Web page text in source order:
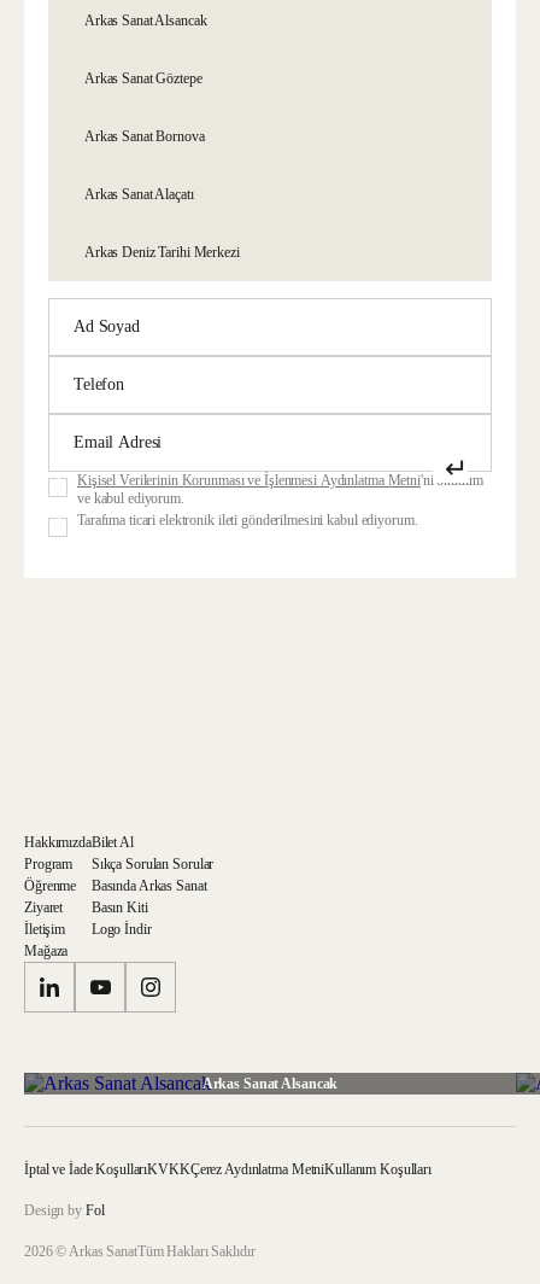
Arkas Sanat Alsancak
Arkas Sanat Göztepe
Arkas Sanat Bornova
Arkas Sanat Alaçatı
Arkas Deniz Tarihi Merkezi
Kişisel Verilerinin Korunması ve İşlenmesi Aydınlatma Metni'ni okudum
ve kabul ediyorum.
Tarafıma ticari elektronik ileti gönderilmesini kabul ediyorum.
↵
Hakkımızda
Program
Öğrenme
Ziyaret
İletişim
Mağaza
Bilet Al
Sıkça Sorulan Sorular
Basında Arkas Sanat
Basın Kiti
Logo İndir
Arkas Sanat Alsancak
2026 © Arkas SanatTüm Hakları Saklıdır
İptal ve İade KoşullarıKVKKÇerez Aydınlatma MetniKullanım Koşulları
Design by Fol